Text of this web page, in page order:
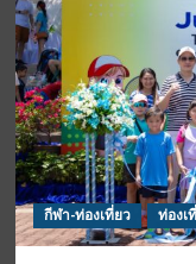
กีฬา-ท่องเที่ยว ท่องเ